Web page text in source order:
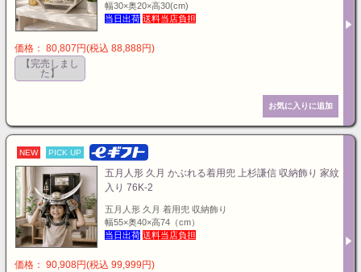
幅30×奥20×高30(cm)
当日出荷 送料当店負担
価格： 80,807円(税込 88,888円)
【完売しまし
た】
NEW PICK UP
五月人形 久月 かぶれる着用兜 上杉謙信 収納飾り 家紋
入り 76K-2
五月人形 久月 着用兜 収納飾り
幅55×奥40×高74（cm）
当日出荷 送料当店負担
価格： 90,908円(税込 99,999円)